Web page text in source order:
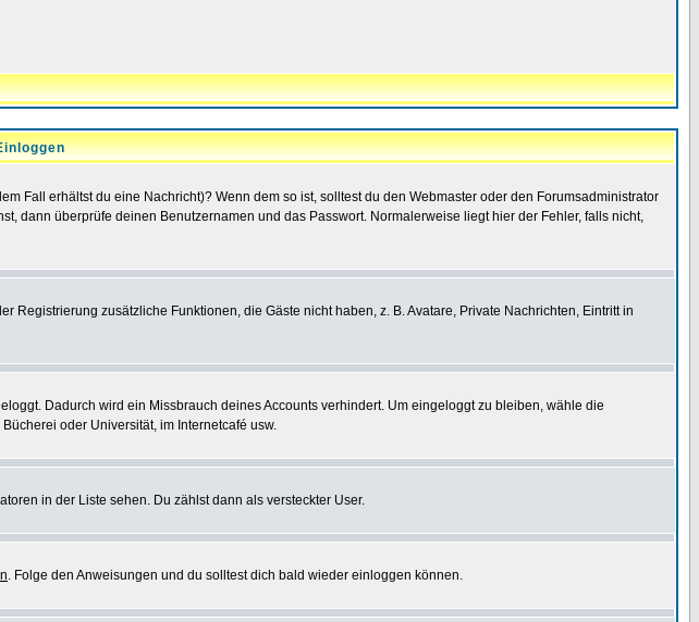
Fall erhältst du eine Nachricht)? Wenn dem so ist, solltest du den Webmaster oder den Forumsadministrator
dann überprüfe deinen Benutzernamen und das Passwort. Normalerweise liegt hier der Fehler, falls nicht,
Registrierung zusätzliche Funktionen, die Gäste nicht haben, z. B. Avatare, Private Nachrichten, Eintritt in
Dadurch wird ein Missbrauch deines Accounts verhindert. Um eingeloggt zu bleiben, wähle die
oder Universität, im Internetcafé usw.
in der Liste sehen. Du zählst dann als versteckter User.
. Folge den Anweisungen und du solltest dich bald wieder einloggen können.